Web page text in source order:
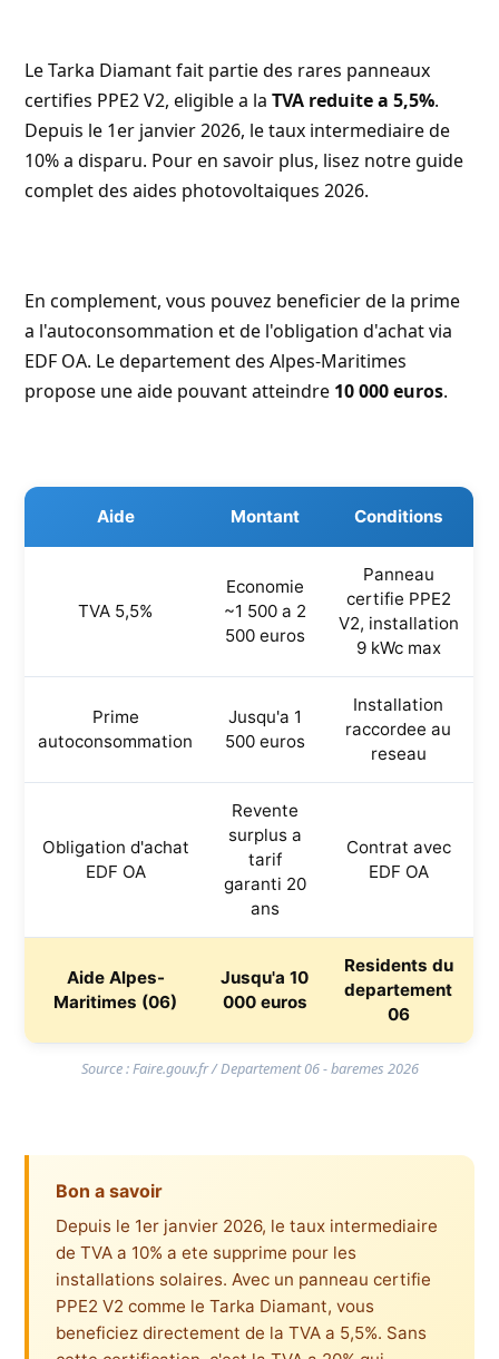
Le Tarka Diamant fait partie des rares panneaux
certifies PPE2 V2, eligible a laTVA reduite a 5,5%.
Depuis le 1er janvier 2026, le taux intermediaire de
10% a disparu. Pour en savoir plus, lisez notre guide
complet des aides photovoltaiques 2026.
En complement, vous pouvez beneficier de la prime
a l'autoconsommation et de l'obligation d'achat via
EDF OA. Ledepartement des Alpes-Maritimes
propose une aide pouvant atteindre 10 000 euros.
Aide Montant Conditions
TVA 5,5%
Economie
~1 500 a 2
500 euros
Panneau
certifie PPE2
V2, installation
9 kWc max
Prime
autoconsommation
Jusqu'a 1
500 euros
Installation
raccordee au
reseau
Obligation d'achat
EDF OA
Revente
surplus a
tarif
garanti 20
ans
Contrat avec
EDF OA
Aide Alpes-
Maritimes (06)
Jusqu'a 10
000 euros
Residents du
departement
06
Source : Faire.gouv.fr / Departement 06 - baremes 2026
Bon a savoir
Depuis le 1er janvier 2026, le taux intermediaire
de TVA a 10% a ete supprime pour les
installations solaires. Avec un panneau certifie
PPE2 V2 comme le Tarka Diamant, vous
beneficiez directement de la TVA a 5,5%. Sans